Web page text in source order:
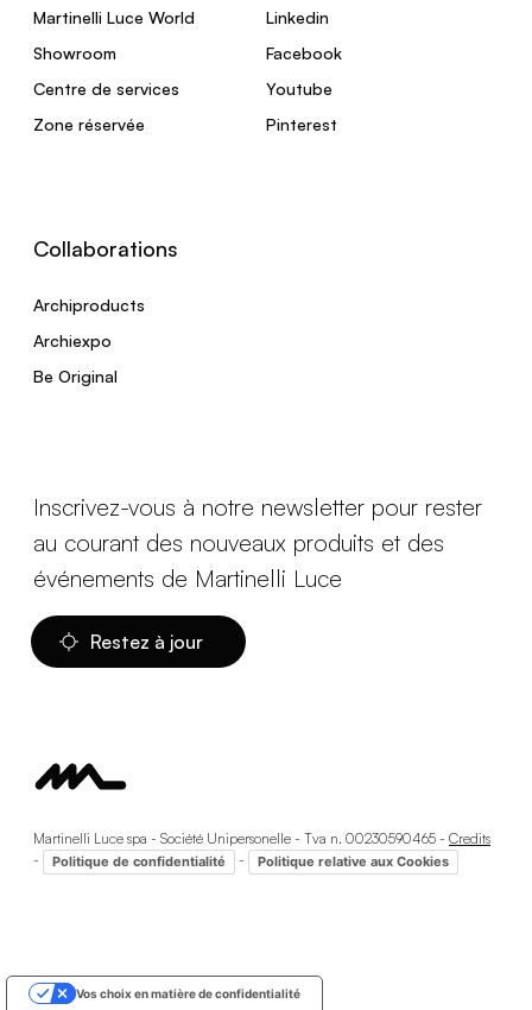
Martinelli Luce World
Showroom
Centre de services
Zone réservée
Linkedin
Facebook
Youtube
Pinterest
Collaborations
Archiproducts
Archiexpo
Be Original
Inscrivez-vous à notre newsletter pour rester
au courant des nouveaux produits et des
événements de Martinelli Luce
Restez à jour
Martinelli Luce spa - Société Unipersonelle - Tva n. 00230590465 - Credits
-
Politique de confidentialité - Politique relative aux Cookies
Vos choix en matière de confidentialité